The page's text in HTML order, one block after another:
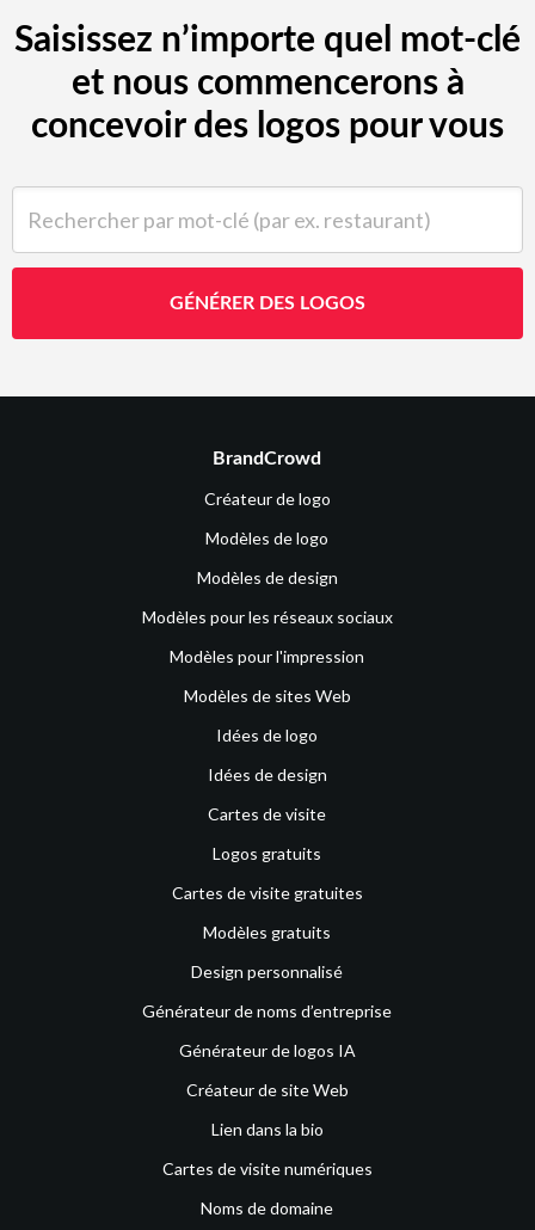
Saisissez n’importe quel mot-clé
et nous commencerons à
concevoir des logos pour vous
GÉNÉRER DES LOGOS
BrandCrowd
Créateur de logo
Modèles de logo
Modèles de design
Modèles pour les réseaux sociaux
Modèles pour l'impression
Modèles de sites Web
Idées de logo
Idées de design
Cartes de visite
Logos gratuits
Cartes de visite gratuites
Modèles gratuits
Design personnalisé
Générateur de noms d’entreprise
Générateur de logos IA
Créateur de site Web
Lien dans la bio
Cartes de visite numériques
Noms de domaine